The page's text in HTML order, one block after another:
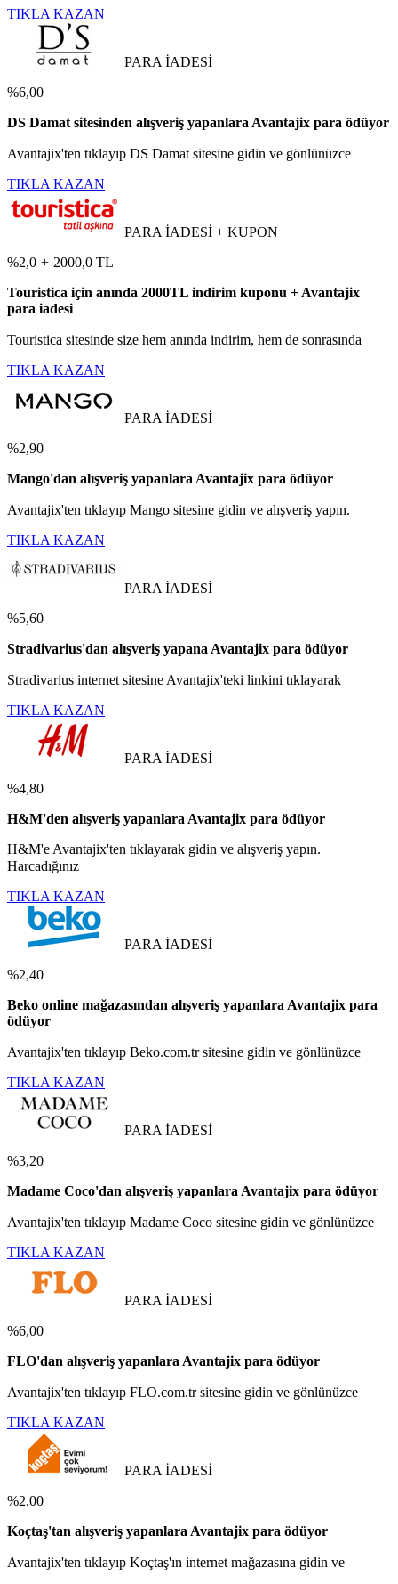
TIKLA KAZAN
PARA İADESİ
%6,00
DS Damat sitesinden alışveriş yapanlara Avantajix para ödüyor
Avantajix'ten tıklayıp DS Damat sitesine gidin ve gönlünüzce
TIKLA KAZAN
PARA İADESİ + KUPON
%2,0 + 2000,0 TL
Touristica için anında 2000TL indirim kuponu + Avantajix
para iadesi
Touristica sitesinde size hem anında indirim, hem de sonrasında
TIKLA KAZAN
PARA İADESİ
%2,90
Mango'dan alışveriş yapanlara Avantajix para ödüyor
Avantajix'ten tıklayıp Mango sitesine gidin ve alışveriş yapın.
TIKLA KAZAN
PARA İADESİ
%5,60
Stradivarius'dan alışveriş yapana Avantajix para ödüyor
Stradivarius internet sitesine Avantajix'teki linkini tıklayarak
TIKLA KAZAN
PARA İADESİ
%4,80
H&M'den alışveriş yapanlara Avantajix para ödüyor
H&M'e Avantajix'ten tıklayarak gidin ve alışveriş yapın.
Harcadığınız
TIKLA KAZAN
PARA İADESİ
%2,40
Beko online mağazasından alışveriş yapanlara Avantajix para
ödüyor
Avantajix'ten tıklayıp Beko.com.tr sitesine gidin ve gönlünüzce
TIKLA KAZAN
PARA İADESİ
%3,20
Madame Coco'dan alışveriş yapanlara Avantajix para ödüyor
Avantajix'ten tıklayıp Madame Coco sitesine gidin ve gönlünüzce
TIKLA KAZAN
PARA İADESİ
%6,00
FLO'dan alışveriş yapanlara Avantajix para ödüyor
Avantajix'ten tıklayıp FLO.com.tr sitesine gidin ve gönlünüzce
TIKLA KAZAN
PARA İADESİ
%2,00
Koçtaş'tan alışveriş yapanlara Avantajix para ödüyor
Avantajix'ten tıklayıp Koçtaş'ın internet mağazasına gidin ve